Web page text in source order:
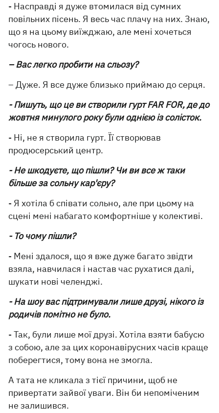
- Насправді я дуже втомилася від сумних
повільних пісень. Я весь час плачу на них. Знаю,
що я на цьому виїжджаю, але мені хочеться
чогось нового.
– Вас легко пробити на сльозу?
– Дуже. Я все дуже близько приймаю до серця.
- Пишуть, що це ви створили гурт FAR FOR, де до
жовтня минулого року були однією із солісток.
- Ні, не я створила гурт. Її створював
продюсерський центр.
- Не шкодуєте, що пішли? Чи ви все ж таки
більше за сольну кар'єру?
- Я хотіла б співати сольно, але при цьому на
сцені мені набагато комфортніше у колективі.
- То чому пішли?
- Мені здалося, що я вже дуже багато звідти
взяла, навчилася і настав час рухатися далі,
шукати нові челенджі.
- На шоу вас підтримували лише друзі, нікого із
родичів помітно не було.
- Так, були лише мої друзі. Хотіла взяти бабусю
з собою, але за цих коронавірусних часів краще
поберегтися, тому вона не змогла.
А тата не кликала з тієї причини, щоб не
привертати зайвої уваги. Він би непоміченим
не залишився.